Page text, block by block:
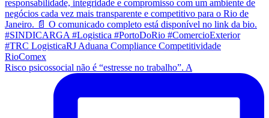
Risco psicossocial não é “estresse no trabalho”. A